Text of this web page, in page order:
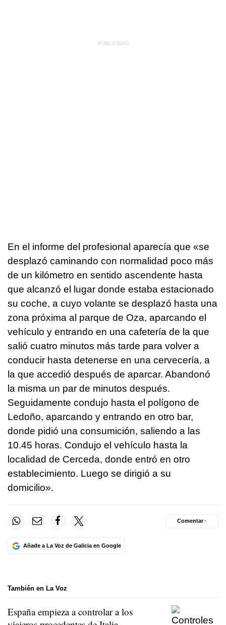
En el informe del profesional aparecía que «se
desplazó caminando con normalidad poco más
de un kilómetro en sentido ascendente hasta
que alcanzó el lugar donde estaba estacionado
su coche, a cuyo volante se desplazó hasta una
zona próxima al parque de Oza, aparcando el
vehículo y entrando en una cafetería de la que
salió cuatro minutos más tarde para volver a
conducir hasta detenerse en una cervecería, a
la que accedió después de aparcar. Abandonó
la misma un par de minutos después.
Seguidamente condujo hasta el polígono de
Ledoño, aparcando y entrando en otro bar,
donde pidió una consumición, saliendo a las
10.45 horas. Condujo el vehículo hasta la
localidad de Cerceda, donde entró en otro
establecimiento. Luego se dirigió a su
domicilio».
Añade a La Voz de Galicia en Google
Comentar ·
También en La Voz
España empieza a controlar a los